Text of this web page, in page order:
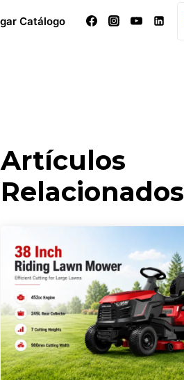
Catálogo
Artículos
Relacionados